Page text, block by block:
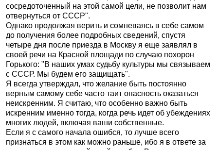
сосредоточенный на этой самой цели, не позволит нам
отвернуться от СССР".
Однако продолжая верить и сомневаясь в себе самом
до получения более подробных сведений, спустя
четыре дня после приезда в Москву я еще заявлял в
своей речи на Красной площади по случаю похорон
Горького: "В наших умах судьбу культуры мы связываем
с СССР. Мы будем его защищать".
Я всегда утверждал, что желание быть постоянно
верным самому себе часто таит опасность оказаться
неискренним. Я считаю, что особенно важно быть
искренним именно тогда, когда речь идет об убеждениях
многих людей, включая ваши собственные.
Если я с самого начала ошибся, то лучше всего
признаться в этом как можно раньше, ибо я в ответе за